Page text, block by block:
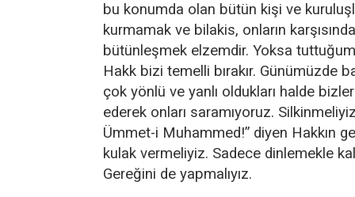
bu konumda olan bütün kişi ve
kurmamak ve bilakis, onların
bütünleşmek elzemdir. Yoksa
Hakk bizi temelli bırakır. Günümüzde
çok yönlü ve yanlı oldukları halde bizler
ederek onları saramıyoruz.
Ümmet-i Muhammed!” diyen Hakkın
kulak vermeliyiz. Sadece dinlemekle
Gereğini de yapmalıyız.